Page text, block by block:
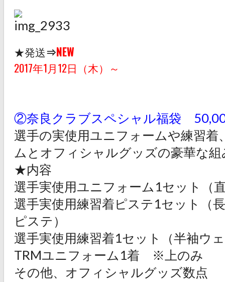
★発送⇒NEW
2017年1月12日（木）～
②奈良クラブスペシャル福袋
選手の実使用ユニフォームや練習着
ムとオフィシャルグッズの豪華な
★内容
選手実使用ユニフォーム1セット（
選手実使用練習着ピステ1セット（
ピステ）
選手実使用練習着1セット（半袖ウ
TRMユニフォーム1着 ※上のみ
その他、オフィシャルグッズ数点